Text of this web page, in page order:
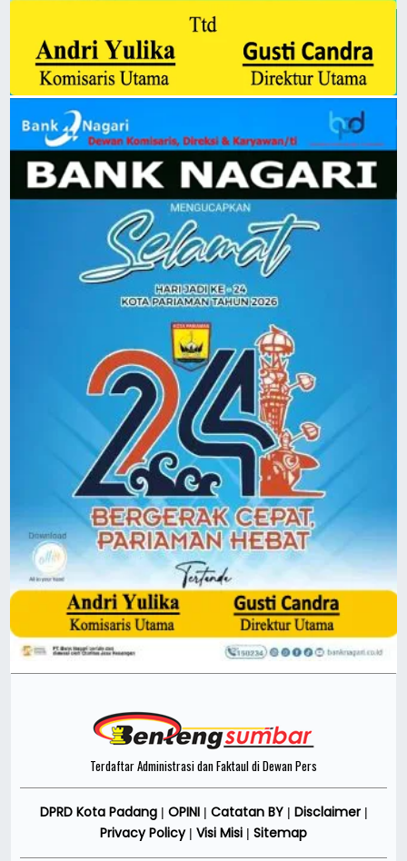
Terdaftar Administrasi dan Faktaul di Dewan Pers
DPRD Kota Padang| OPINI| Catatan BY| Disclaimer|
Privacy Policy| Visi Misi | Sitemap